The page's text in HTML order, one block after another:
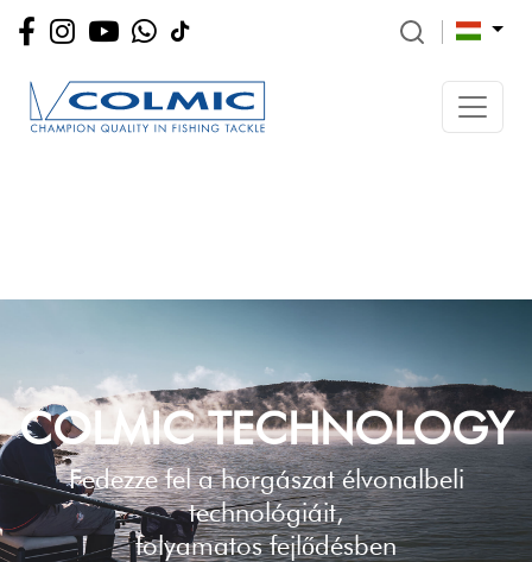
COLMIC TECHNOLOGY
Fedezze fel a horgászat élvonalbeli
technológiáit,
folyamatos fejlődésben